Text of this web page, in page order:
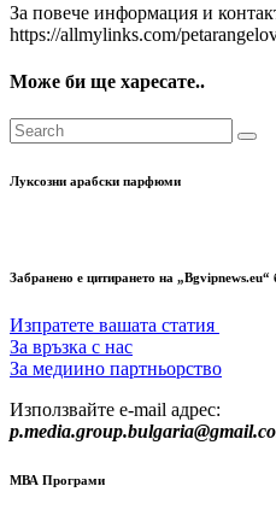
За повече информация и
https://allmylinks.com/
Може би ще харесате..
Луксозни арабски парфюми
Забранено е цитирането на
Изпратете вашата статия
За връзка с нас
За медиино партньорство
Използвайте e-mail адрес:
МВА Програми